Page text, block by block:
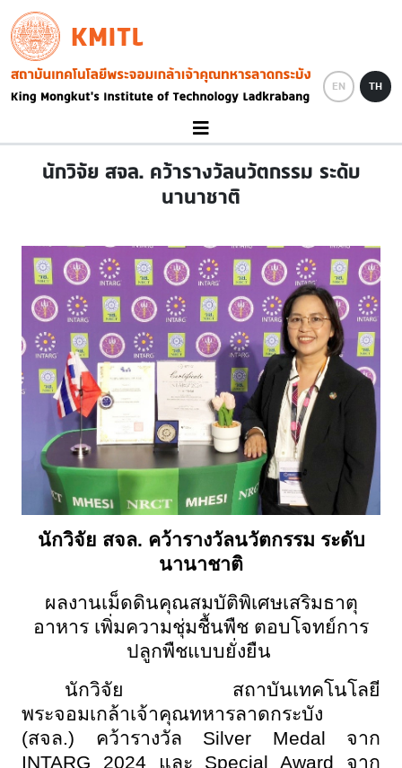
Skip to main content
KMITL
Image
EN TH
นักวิจัย สจล. คว้ารางวัลนวัตกรรม ระดับ
นานาชาติ
นักวิจัย สจล. คว้ารางวัลนวัตกรรม ระดับ
นานาชาติ
ผลงานเม็ดดินคุณสมบัติพิเศษเสริมธาตุ
อาหาร เพิ่มความชุ่มชื้นพืช ตอบโจทย์การ
ปลูกพืชแบบยั่งยืน
นักวิจัย สถาบันเทคโนโลยี
พระจอมเกล้าเจ้าคุณทหารลาดกระบัง
(สจล.) คว้ารางวัล Silver Medal จาก
INTARG 2024 และ Special Award จาก